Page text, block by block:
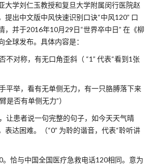
大学刘仁玉教授和复旦大学附属闵行医院赵
提出中文版中风快速识别口诀“中风120” 口
，并于2016年10月29日“世界卒中日” 在《柳
全球发布。具体内容是：
不对称，有无口角歪斜（ “1” 代表“看到1张
平举，看有无单侧无力，有一只胳膊落下来
是否有单侧无力”）
让患者说一句完整的句子，如今天天气晴
表达困难。（“0” 为聆的谐音，代表“聆听讲
。恰与中国全国医疗急救电话120相同。意为